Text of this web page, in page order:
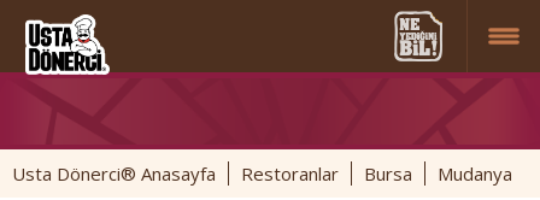
Usta Dönerci® Anasayfa Restoranlar Bursa Mudanya